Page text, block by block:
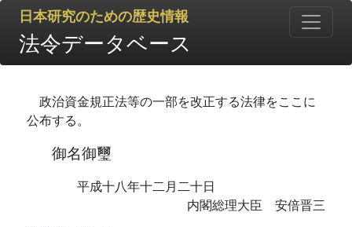
日本研究のための歴史情報
法令データベース
政治資金規正法等の一部を改正する法律をここに
公布する。
御名御璽
平成十八年十二月二十日
内閣総理大臣 安倍晋三